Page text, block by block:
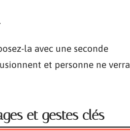
la avec une seconde
et personne ne verra
et gestes clés